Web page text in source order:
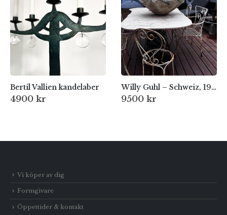
Bertil Vallien kandelaber
4900 kr
Willy Guhl – Schweiz, 1950-tal
9500 kr
Vi köper av dig
Formgivare
Öppettider & kontakt